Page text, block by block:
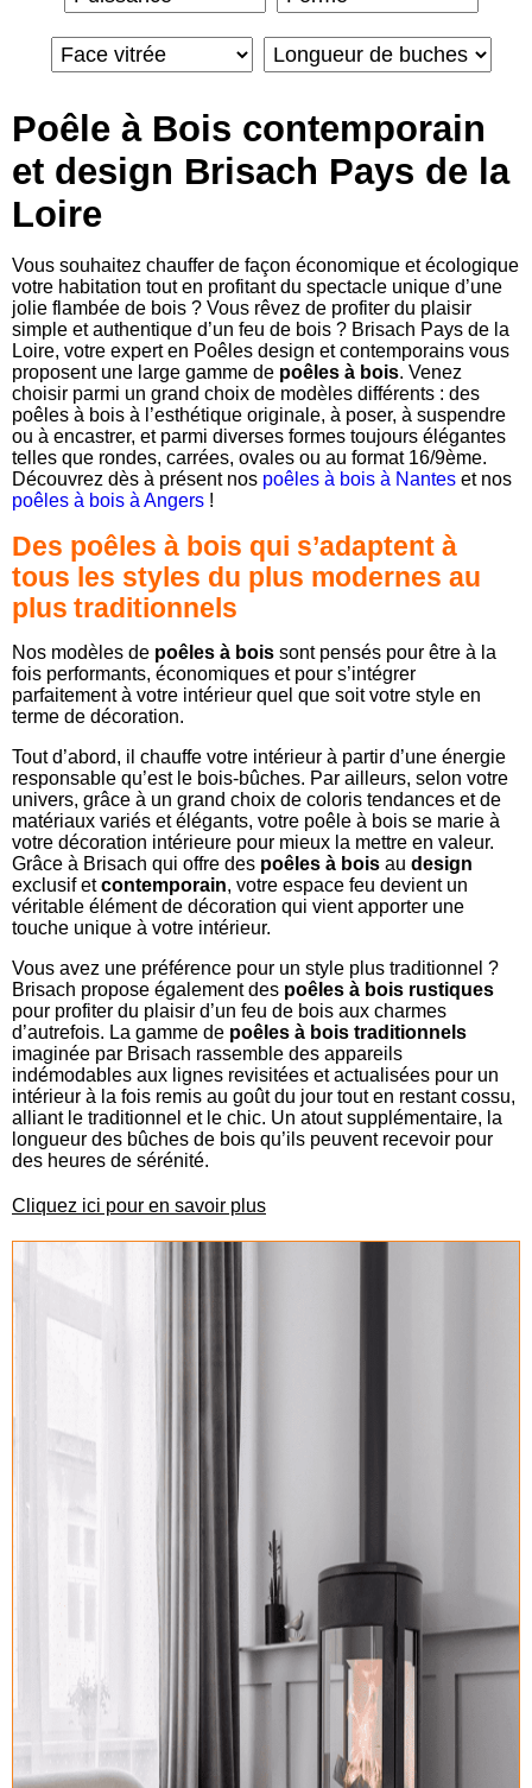
Poêle à Bois contemporain
et design Brisach Pays de la
Loire
Vous souhaitez chauffer de façon économique et écologique
votre habitation tout en profitant du spectacle unique d’une
jolie flambée de bois ? Vous rêvez de profiter du plaisir
simple et authentique d’un feu de bois ? Brisach Pays de la
Loire, votre expert en Poêles design et contemporains vous
proposent une large gamme de poêles à bois. Venez
choisir parmi un grand choix de modèles différents : des
poêles à bois à l’esthétique originale, à poser, à suspendre
ou à encastrer, et parmi diverses formes toujours élégantes
telles que rondes, carrées, ovales ou au format 16/9ème.
Découvrez dès à présent nos poêles à bois à Nantes et nos
poêles à bois à Angers !
Des poêles à bois qui s’adaptent à
tous les styles du plus modernes au
plus traditionnels
Nos modèles de poêles à bois sont pensés pour être à la
fois performants, économiques et pour s’intégrer
parfaitement à votre intérieur quel que soit votre style en
terme de décoration.
Tout d’abord, il chauffe votre intérieur à partir d’une énergie
responsable qu’est le bois-bûches. Par ailleurs, selon votre
univers, grâce à un grand choix de coloris tendances et de
matériaux variés et élégants, votre poêle à bois se marie à
votre décoration intérieure pour mieux la mettre en valeur.
Grâce à Brisach qui offre des poêles à bois au design
exclusif etcontemporain, votre espace feu devient un
véritable élément de décoration qui vient apporter une
touche unique à votre intérieur.
Vous avez une préférence pour un style plus traditionnel ?
Brisach propose également des poêles à bois rustiques
pour profiter du plaisir d’un feu de bois aux charmes
d’autrefois. La gamme de poêles à bois traditionnels
imaginée par Brisach rassemble des appareils
indémodables aux lignes revisitées et actualisées pour un
intérieur à la fois remis au goût du jour tout en restant cossu,
alliant le traditionnel et le chic. Un atout supplémentaire, la
longueur des bûches de bois qu’ils peuvent recevoir pour
des heures de sérénité.
Cliquez ici pour en savoir plus